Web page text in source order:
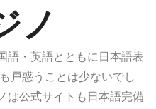
ノ
語・英語とともに日本語表
戸惑うことは少ないでし
は公式サイトも日本語完備